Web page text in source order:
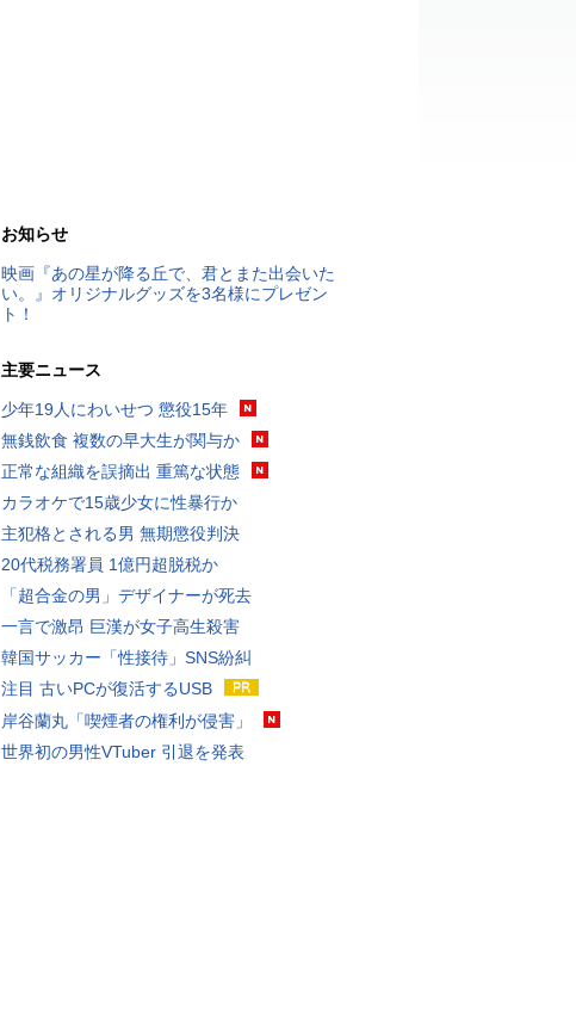
お知らせ
映画『あの星が降る丘で、君とまた出会いた
い。』オリジナルグッズを3名様にプレゼン
ト！
主要ニュース
少年19人にわいせつ 懲役15年
無銭飲食 複数の早大生が関与か
正常な組織を誤摘出 重篤な状態
カラオケで15歳少女に性暴行か
主犯格とされる男 無期懲役判決
20代税務署員 1億円超脱税か
「超合金の男」デザイナーが死去
一言で激昂 巨漢が女子高生殺害
韓国サッカー「性接待」SNS紛糾
注目 古いPCが復活するUSB
岸谷蘭丸「喫煙者の権利が侵害」
世界初の男性VTuber 引退を発表